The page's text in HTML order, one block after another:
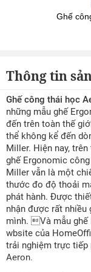
Ghế
Thông tin
Ghế công thái học
những mẫu ghế
đến trên toàn thế
thể không kể đến
Miller. Hiện nay,
ghế Ergonomic
Miller vẫn là một
thước đo độ thoải
phát hành. Được
nhận được rất nhiều
mình. Và mẫu ghế
wbsite của
trải nghiệm trực tiếp
Aeron.